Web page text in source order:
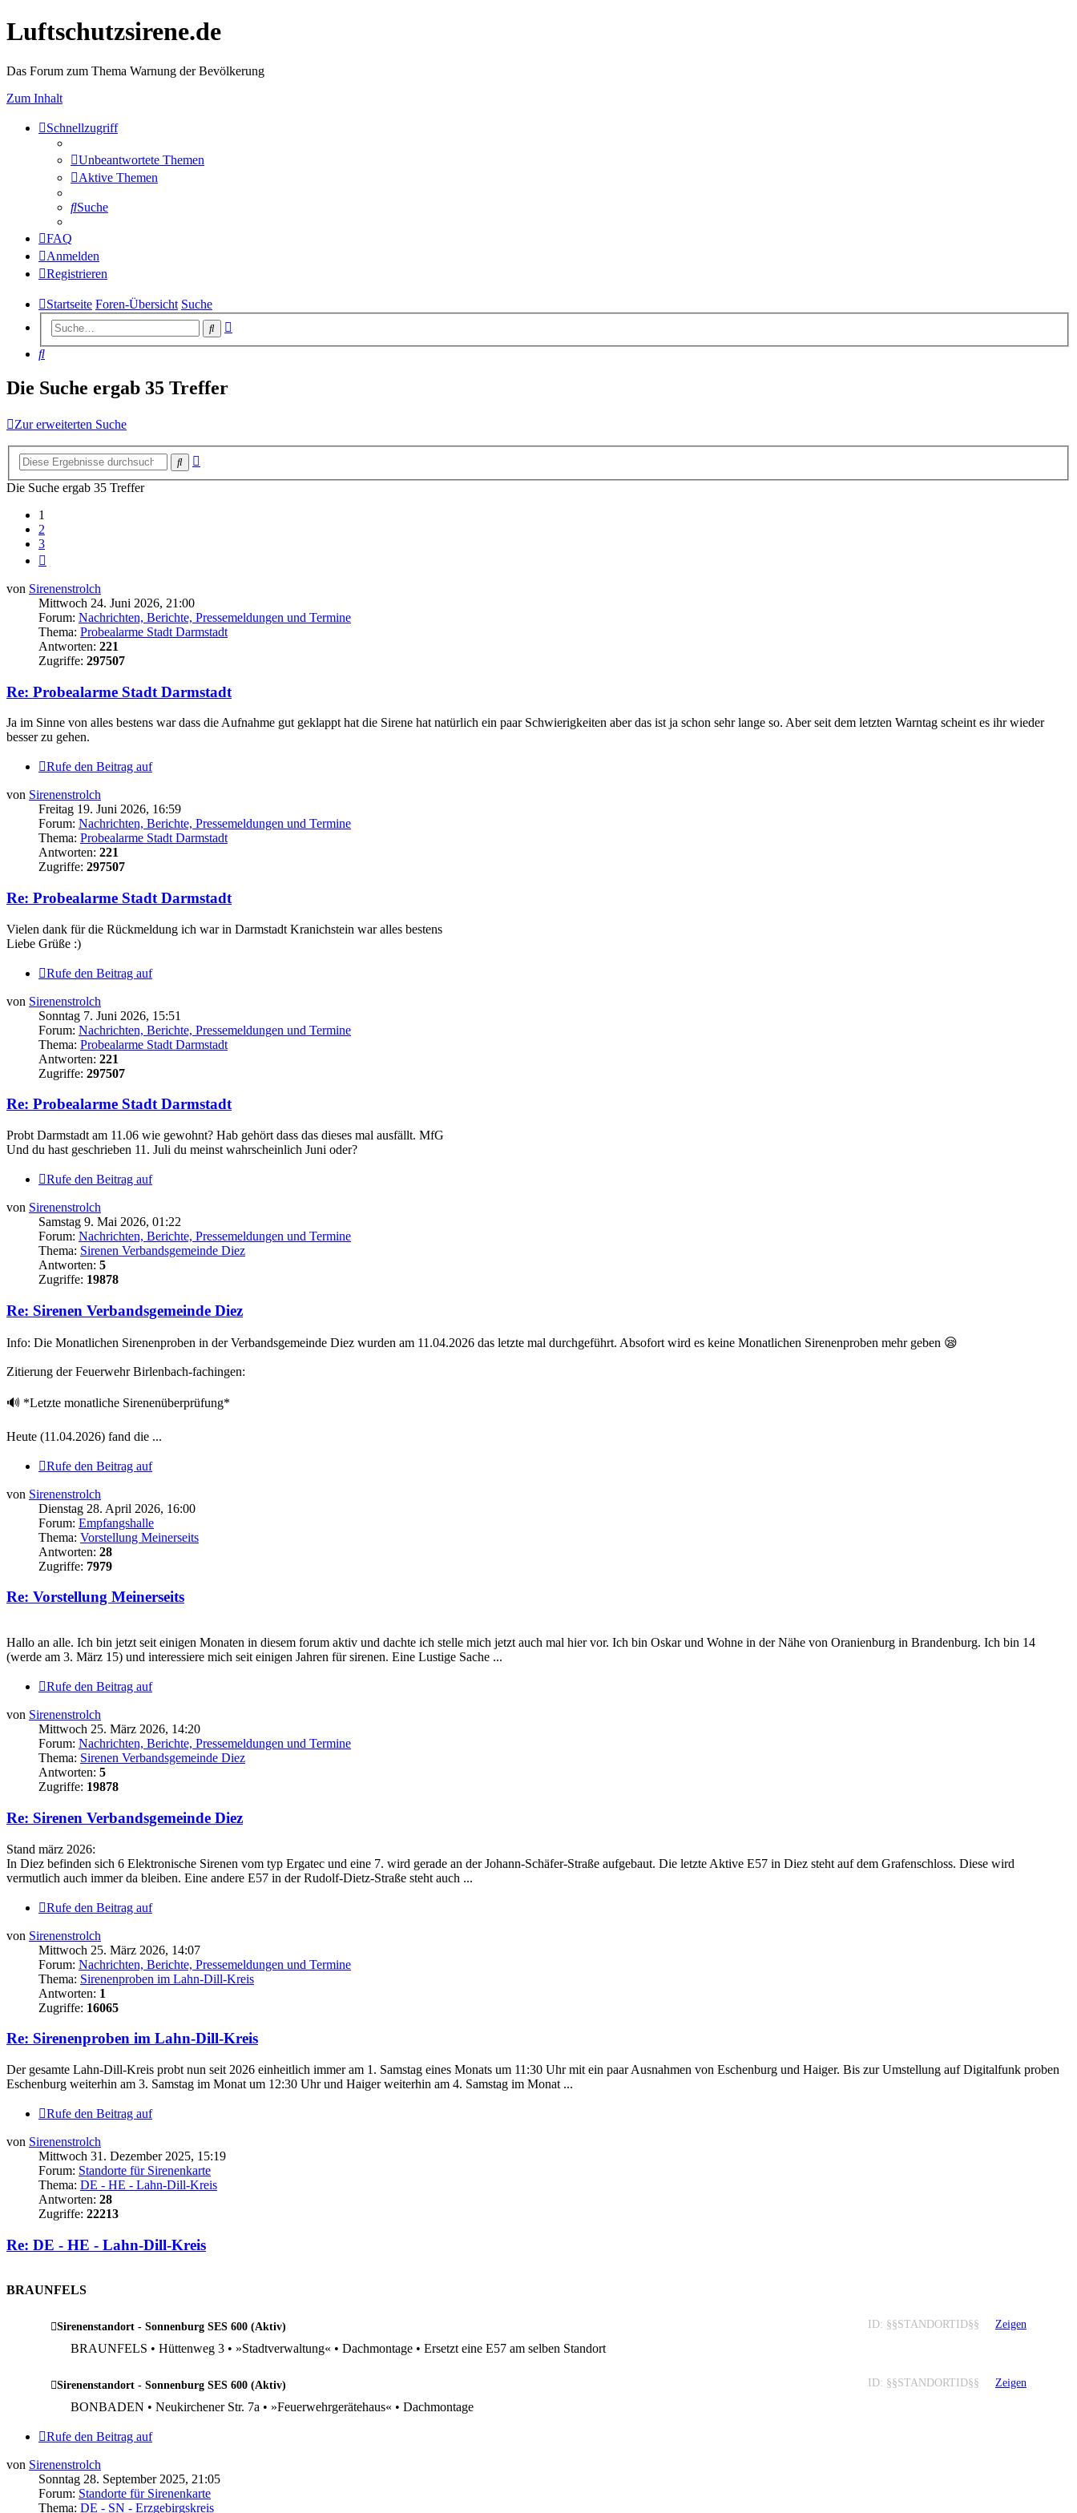
Luftschutzsirene.de
Das Forum zum Thema Warnung der Bevölkerung
Zum Inhalt
Schnellzugriff
Unbeantwortete Themen
Aktive Themen
Suche
FAQ
Anmelden
Registrieren
Startseite Foren-Übersicht Suche
Suche
Suche
Die Suche ergab 35 Treffer
Zur erweiterten Suche
Suche
Die Suche ergab 35 Treffer
1
2
3
von Sirenenstrolch
Mittwoch 24. Juni 2026, 21:00
Forum: Nachrichten, Berichte, Pressemeldungen und Termine
Thema: Probealarme Stadt Darmstadt
Antworten: 221
Zugriffe: 297507
Re: Probealarme Stadt Darmstadt
Ja im Sinne von alles bestens war dass die Aufnahme gut geklappt hat die Sirene hat natürlich ein paar Schwierigkeiten aber das ist ja schon sehr lange so. Aber seit dem letzten Warntag scheint es ihr wieder
besser zu gehen.
Rufe den Beitrag auf
von Sirenenstrolch
Freitag 19. Juni 2026, 16:59
Forum: Nachrichten, Berichte, Pressemeldungen und Termine
Thema: Probealarme Stadt Darmstadt
Antworten: 221
Zugriffe: 297507
Re: Probealarme Stadt Darmstadt
Vielen dank für die Rückmeldung ich war in Darmstadt Kranichstein war alles bestens
Liebe Grüße :)
Rufe den Beitrag auf
von Sirenenstrolch
Sonntag 7. Juni 2026, 15:51
Forum: Nachrichten, Berichte, Pressemeldungen und Termine
Thema: Probealarme Stadt Darmstadt
Antworten: 221
Zugriffe: 297507
Re: Probealarme Stadt Darmstadt
Probt Darmstadt am 11.06 wie gewohnt? Hab gehört dass das dieses mal ausfällt. MfG
Und du hast geschrieben 11. Juli du meinst wahrscheinlich Juni oder?
Rufe den Beitrag auf
von Sirenenstrolch
Samstag 9. Mai 2026, 01:22
Forum: Nachrichten, Berichte, Pressemeldungen und Termine
Thema: Sirenen Verbandsgemeinde Diez
Antworten: 5
Zugriffe: 19878
Re: Sirenen Verbandsgemeinde Diez
Info: Die Monatlichen Sirenenproben in der Verbandsgemeinde Diez wurden am 11.04.2026 das letzte mal durchgeführt. Absofort wird es keine Monatlichen Sirenenproben mehr geben 😪
Zitierung der Feuerwehr Birlenbach-fachingen:
🔊 *Letzte monatliche Sirenenüberprüfung*
Heute (11.04.2026) fand die ...
Rufe den Beitrag auf
von Sirenenstrolch
Dienstag 28. April 2026, 16:00
Forum: Empfangshalle
Thema: Vorstellung Meinerseits
Antworten: 28
Zugriffe: 7979
Re: Vorstellung Meinerseits
Hallo an alle. Ich bin jetzt seit einigen Monaten in diesem forum aktiv und dachte ich stelle mich jetzt auch mal hier vor. Ich bin Oskar und Wohne in der Nähe von Oranienburg in Brandenburg. Ich bin 14
(werde am 3. März 15) und interessiere mich seit einigen Jahren für sirenen. Eine Lustige Sache ...
Rufe den Beitrag auf
von Sirenenstrolch
Mittwoch 25. März 2026, 14:20
Forum: Nachrichten, Berichte, Pressemeldungen und Termine
Thema: Sirenen Verbandsgemeinde Diez
Antworten: 5
Zugriffe: 19878
Re: Sirenen Verbandsgemeinde Diez
Stand märz 2026:
In Diez befinden sich 6 Elektronische Sirenen vom typ Ergatec und eine 7. wird gerade an der Johann-Schäfer-Straße aufgebaut. Die letzte Aktive E57 in Diez steht auf dem Grafenschloss. Diese wird
vermutlich auch immer da bleiben. Eine andere E57 in der Rudolf-Dietz-Straße steht auch ...
Rufe den Beitrag auf
von Sirenenstrolch
Mittwoch 25. März 2026, 14:07
Forum: Nachrichten, Berichte, Pressemeldungen und Termine
Thema: Sirenenproben im Lahn-Dill-Kreis
Antworten: 1
Zugriffe: 16065
Re: Sirenenproben im Lahn-Dill-Kreis
Der gesamte Lahn-Dill-Kreis probt nun seit 2026 einheitlich immer am 1. Samstag eines Monats um 11:30 Uhr mit ein paar Ausnahmen von Eschenburg und Haiger. Bis zur Umstellung auf Digitalfunk proben
Eschenburg weiterhin am 3. Samstag im Monat um 12:30 Uhr und Haiger weiterhin am 4. Samstag im Monat ...
Rufe den Beitrag auf
von Sirenenstrolch
Mittwoch 31. Dezember 2025, 15:19
Forum: Standorte für Sirenenkarte
Thema: DE - HE - Lahn-Dill-Kreis
Antworten: 28
Zugriffe: 22213
Re: DE - HE - Lahn-Dill-Kreis
BRAUNFELS
ID: §§STANDORTID§§ Zeigen
Sirenenstandort - Sonnenburg SES 600 (Aktiv)
BRAUNFELS • Hüttenweg 3 • »Stadtverwaltung« • Dachmontage • Ersetzt eine E57 am selben Standort
ID: §§STANDORTID§§ Zeigen
Sirenenstandort - Sonnenburg SES 600 (Aktiv)
BONBADEN • Neukirchener Str. 7a • »Feuerwehrgerätehaus« • Dachmontage
Rufe den Beitrag auf
von Sirenenstrolch
Sonntag 28. September 2025, 21:05
Forum: Standorte für Sirenenkarte
Thema: DE - SN - Erzgebirgskreis